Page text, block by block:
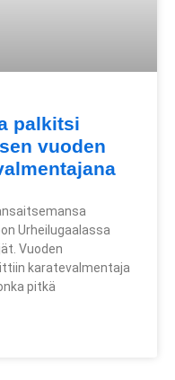
palkitsi
vuoden
Urheilugaalassa
Vuoden
karatevalmentaja
pitkä